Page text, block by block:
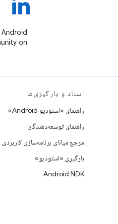
on
اسناد و بارگیری‌ها
راهنمای «استودیو Android»
راهنمای توسعه‌دهندگان
مرجع میانای برنامه‌سازی کاربردی
بارگیری «استودیو»
Android NDK